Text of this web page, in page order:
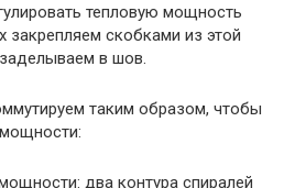
тепловую мощность
закрепляем скобками из этой
в шов.
таким образом, чтобы
два контура спиралей